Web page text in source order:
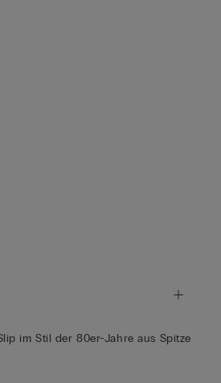
im Stil der 80er-Jahre aus Spitze